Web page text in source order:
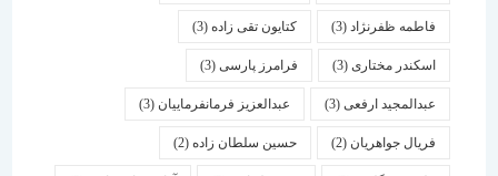
فاطمه ظفرنژاد(3) کتایون تقی زاده(3)
اسكندر مختاری (3) فرامرز پارسی(3)
عبدالمجید ارفعی(3) عبدالعزیز فرمانفرماییان(3)
فریال جواهریان(2) حسین سلطان زاده(2)